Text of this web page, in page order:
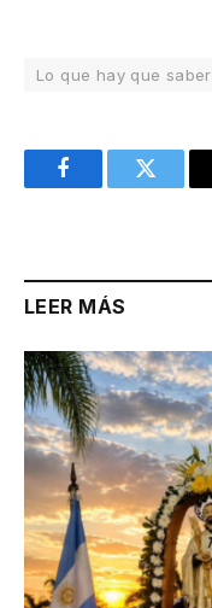
Lo que hay que saber
FacebookTwitter
LEER MÁS